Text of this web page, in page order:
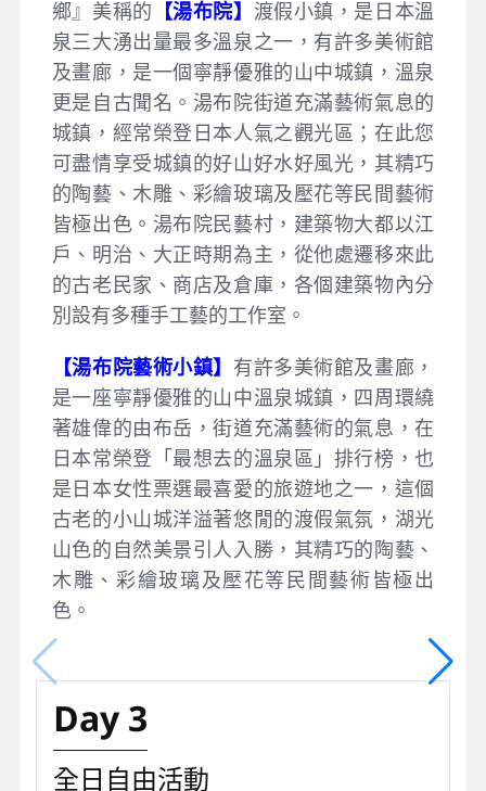
鄉』美稱的 【湯布院】 渡假小鎮，是日本溫
泉三大湧出量最多溫泉之一，有許多美術館
及畫廊，是一個寧靜優雅的山中城鎮，溫泉
更是自古聞名。湯布院街道充滿藝術氣息的
城鎮，經常榮登日本人氣之觀光區；在此您
可盡情享受城鎮的好山好水好風光，其精巧
的陶藝、木雕、彩繪玻璃及壓花等民間藝術
皆極出色。湯布院民藝村，建築物大都以江
戶、明治、大正時期為主，從他處遷移來此
的古老民家、商店及倉庫，各個建築物內分
別設有多種手工藝的工作室。
【湯布院藝術小鎮】 有許多美術館及畫廊，
是一座寧靜優雅的山中溫泉城鎮，四周環繞
著雄偉的由布岳，街道充滿藝術的氣息，在
日本常榮登「最想去的溫泉區」排行榜，也
是日本女性票選最喜愛的旅遊地之一，這個
古老的小山城洋溢著悠閒的渡假氣氛，湖光
山色的自然美景引人入勝，其精巧的陶藝、
木雕、彩繪玻璃及壓花等民間藝術皆極出
色。
Day 3
全日自由活動